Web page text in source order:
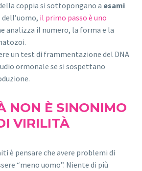
coppia si sottopongano a esami
dell’uomo, il primo passo è uno
analizza il numero, la forma e la
un test di frammentazione del DNA
ormonale se si sospettano
NON È SINONIMO
VIRILITÀ
è pensare che avere problemi di
“meno uomo”. Niente di più